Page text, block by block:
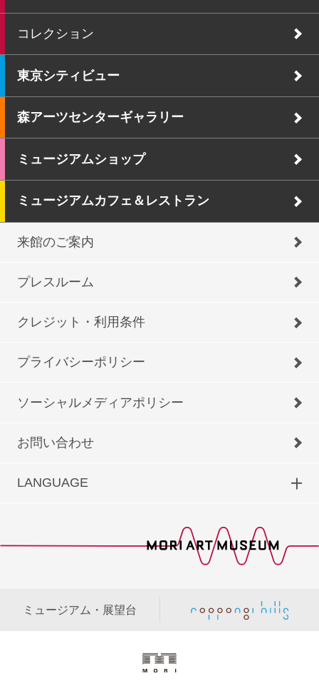
コレクション
東京シティビュー
森アーツセンターギャラリー
ミュージアムショップ
ミュージアムカフェ＆レストラン
来館のご案内
プレスルーム
クレジット・利用条件
プライバシーポリシー
ソーシャルメディアポリシー
お問い合わせ
LANGUAGE
ミュージアム・展望台